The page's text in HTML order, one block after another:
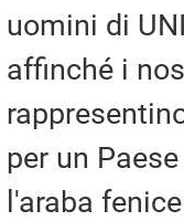
uomini di
affinché i
per un
l'araba